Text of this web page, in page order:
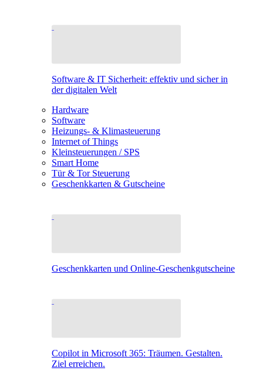
Software & IT Sicherheit: effektiv und sicher in
der digitalen Welt
Hardware
Software
Heizungs- & Klimasteuerung
Internet of Things
Kleinsteuerungen / SPS
Smart Home
Tür & Tor Steuerung
Geschenkkarten & Gutscheine
Geschenkkarten und Online-Geschenkgutscheine
Copilot in Microsoft 365: Träumen. Gestalten.
Ziel erreichen.